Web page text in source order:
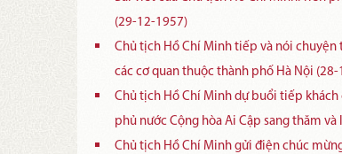
(29-12-1957)
Chủ tịch Hồ Chí Minh tiếp và nói chuyện
các cơ quan thuộc thành phố Hà Nội
Chủ tịch Hồ Chí Minh dự buổi tiếp
phủ nước Cộng hòa Ai Cập sang thăm
Chủ tịch Hồ Chí Minh gửi điện chúc